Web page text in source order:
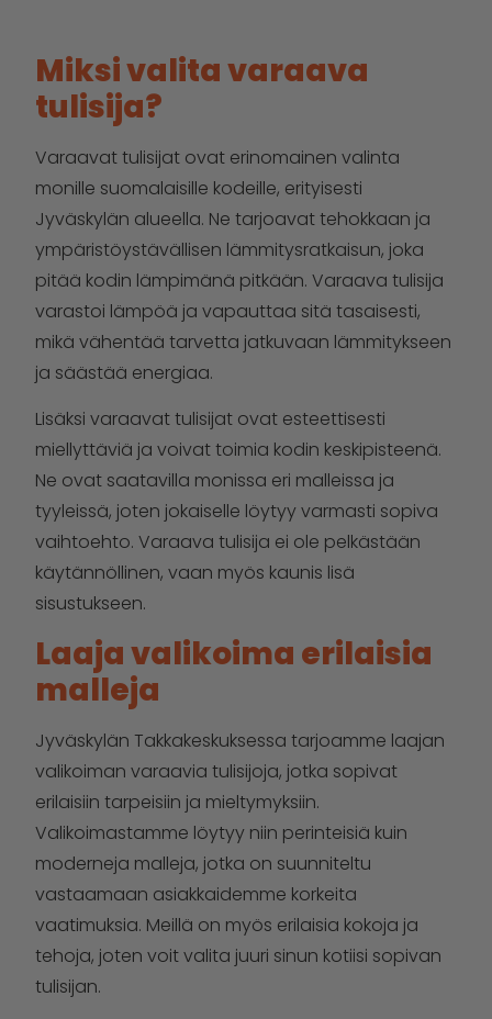
Miksi valita varaava
tulisija?
Varaavat tulisijat ovat erinomainen valinta
monille suomalaisille kodeille, erityisesti
Jyväskylän alueella. Ne tarjoavat tehokkaan ja
ympäristöystävällisen lämmitysratkaisun, joka
pitää kodin lämpimänä pitkään. Varaava tulisija
varastoi lämpöä ja vapauttaa sitä tasaisesti,
mikä vähentää tarvetta jatkuvaan lämmitykseen
ja säästää energiaa.
Lisäksi varaavat tulisijat ovat esteettisesti
miellyttäviä ja voivat toimia kodin keskipisteenä.
Ne ovat saatavilla monissa eri malleissa ja
tyyleissä, joten jokaiselle löytyy varmasti sopiva
vaihtoehto. Varaava tulisija ei ole pelkästään
käytännöllinen, vaan myös kaunis lisä
sisustukseen.
Laaja valikoima erilaisia
malleja
Jyväskylän Takkakeskuksessa tarjoamme laajan
valikoiman varaavia tulisijoja, jotka sopivat
erilaisiin tarpeisiin ja mieltymyksiin.
Valikoimastamme löytyy niin perinteisiä kuin
moderneja malleja, jotka on suunniteltu
vastaamaan asiakkaidemme korkeita
vaatimuksia. Meillä on myös erilaisia kokoja ja
tehoja, joten voit valita juuri sinun kotiisi sopivan
tulisijan.